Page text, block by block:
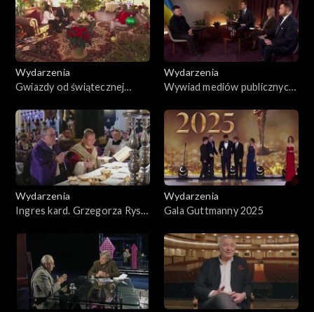
uroczystość wręczenia
nagród TVP Polonia
Wydarzenia
Gwiazdy od świątecznej
Wydarzenia
Wywiad mediów publicznych
Wołodymyrem Zełenskim
Wydarzenia
Ingres kard. Grzegorza Rysia
Wydarzenia
Gala Guttmanny 2025